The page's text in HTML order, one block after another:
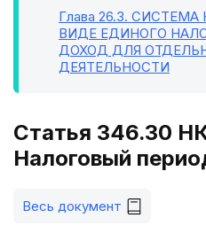
Глава 26.3. СИСТЕМА
ВИДЕ ЕДИНОГО
ДОХОД ДЛЯ
ДЕЯТЕЛЬНОСТИ
Статья 346.30
Налоговый
Весь документ